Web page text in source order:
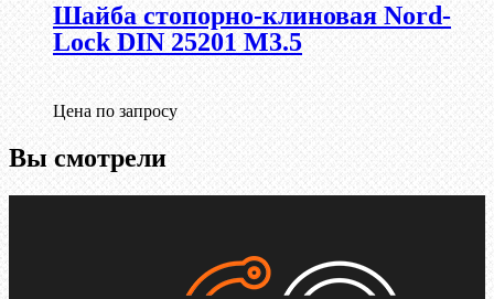
Шайба стопорно-клиновая Nord-
Lock DIN 25201 М3.5
Цена по запросу
Вы смотрели